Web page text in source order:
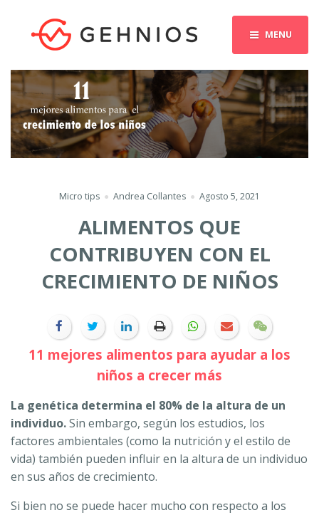
MENU
Micro tips Andrea Collantes Agosto 5, 2021
ALIMENTOS QUE
CONTRIBUYEN CON EL
CRECIMIENTO DE NIÑOS
11 mejores alimentos para ayudar a los
niños a crecer más
La genética determina el 80% de la altura de un
individuo.Sin embargo, según los estudios, los
factores ambientales (como la nutrición y el estilo de
vida) también pueden influir en la altura de un individuo
en sus años de crecimiento.
Si bien no se puede hacer mucho con respecto a los